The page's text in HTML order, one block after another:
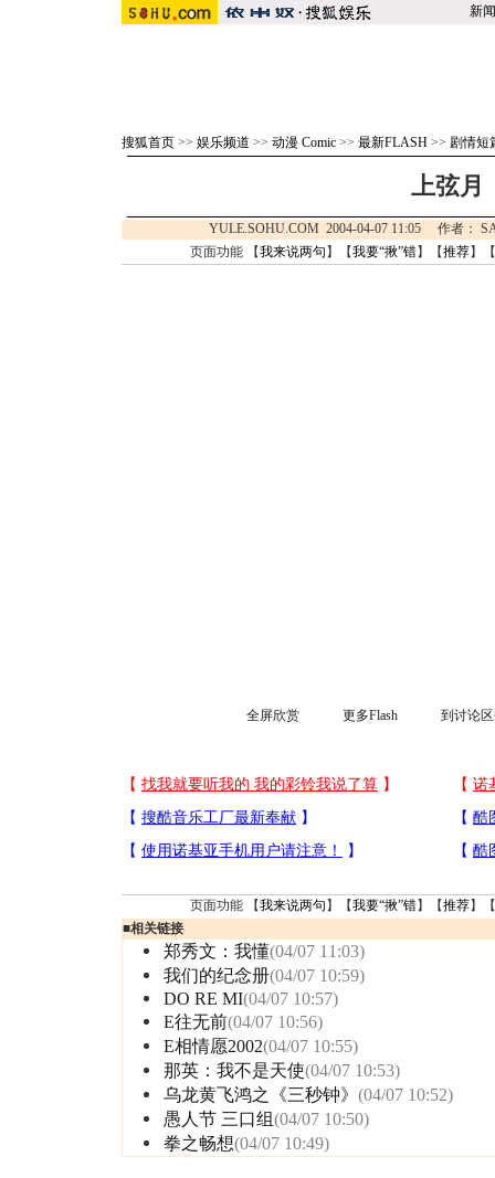
新闻
搜狐首页 >> 娱乐频道 >> 动漫 Comic >> 最新FLASH >> 剧情短
上弦月
YULE.SOHU.COM 2004-04-07 11:05 作者：
页面功能 【我来说两句 】【我要“揪”错】【推荐】
全屏欣赏 更多Flash 到讨论
页面功能 【我来说两句 】【我要“揪”错】【推荐】
■相关链接
郑秀文：我懂(04/07 11:03)
我们的纪念册(04/07 10:59)
DO RE MI(04/07 10:57)
E往无前(04/07 10:56)
E相情愿2002(04/07 10:55)
那英：我不是天使(04/07 10:53)
乌龙黄飞鸿之《三秒钟》 (04/07 10:52)
愚人节 三口组(04/07 10:50)
拳之畅想(04/07 10:49)